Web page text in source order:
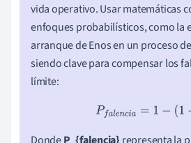
vida operativo. Usar matemáticas
enfoques probabilísticos, como la
arranque de Enos en un proceso
siendo clave para compensar los
límite:
Pfalencia = 1− 1− p